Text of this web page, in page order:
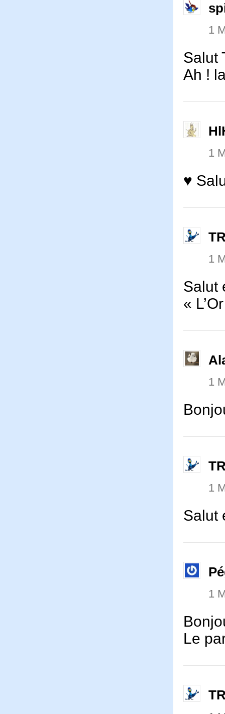
1
Salut
Ah !
1
♥
1
Salut
«
1
1
Salut
1
Le